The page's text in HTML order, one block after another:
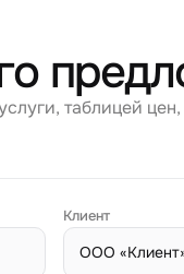
таблицей цен,
Клиент